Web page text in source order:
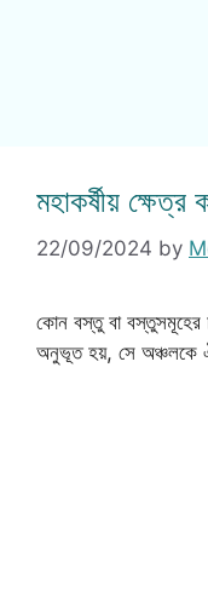
মহাকর্ষীয় ক্ষেত্র
22/09/2024 by
কোন বস্তু বা বস্তুসমূহের
অনুভূত হয়, সে অঞ্চলকে ঐ